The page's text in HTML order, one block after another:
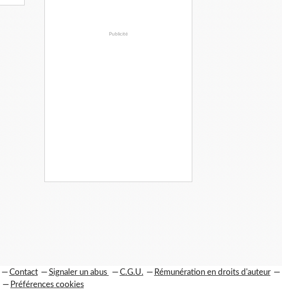
Publicité
Contact Signaler un abus C.G.U.
Rémunération en droits d'auteur
Préférences cookies